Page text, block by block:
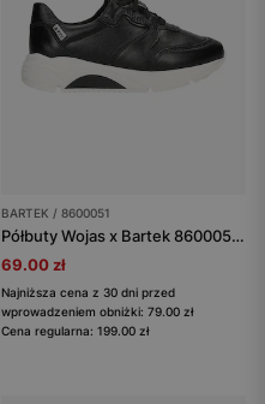
BARTEK / 8600051
Półbuty Wojas x Bartek 8600051, czarny
69.00 zł
Najniższa cena z 30 dni przed
wprowadzeniem obniżki: 79.00 zł
Cena regularna: 199.00 zł